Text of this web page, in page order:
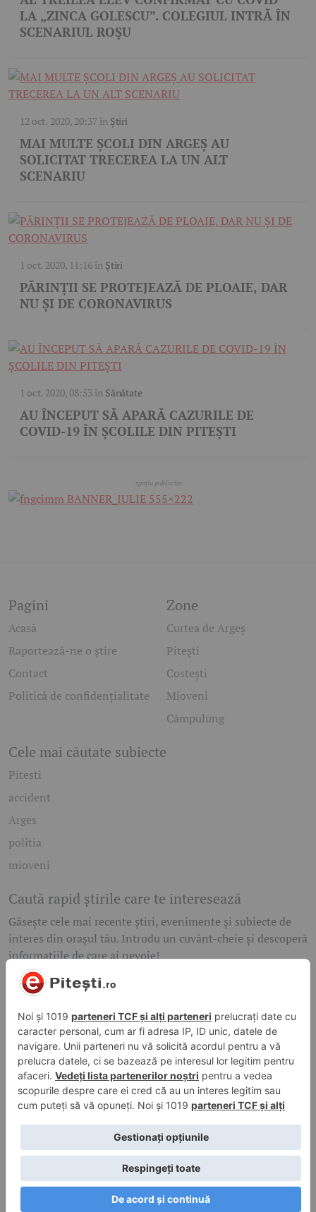
LA „ZINCA GOLESCU”. COLEGIUL INTRĂ ÎN
SCENARIUL ROŞU
12 oct. 2020, 20:37în Știri
MAI MULTE ŞCOLI DIN ARGEŞ AU
SOLICITAT TRECEREA LA UN ALT
SCENARIU
1 oct. 2020, 11:16în Știri
PĂRINŢII SE PROTEJEAZĂ DE PLOAIE, DAR
NU ŞI DE CORONAVIRUS
1 oct. 2020, 08:53în Sănătate
AU ÎNCEPUT SĂ APARĂ CAZURILE DE
COVID-19 ÎN ŞCOLILE DIN PITEŞTI
Pagini
Acasă
Raportează-ne o știre
Contact
Politică de confidențialitate
Zone
Curtea de Argeș
Pitești
Costești
Mioveni
Câmpulung
Cele mai căutate subiecte
Pitesti
accident
Arges
politia
mioveni
Caută rapid știrile care te interesează
Găsește cele mai recente știri, evenimente și subiecte de
interes din orașul tău. Introdu un cuvânt-cheie și descoperă
informațiile de care ai nevoie!
Caută
© 2026 ePitesti.ro | Toate drepturile rezervate. | Site
administrat deWebFixer.ro